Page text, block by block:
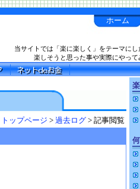
ホーム
当サイトでは「楽に楽しく」をテーマにし
楽しそうと思った事や実際にやって
トップページ > 過去ログ > 記事閲覧